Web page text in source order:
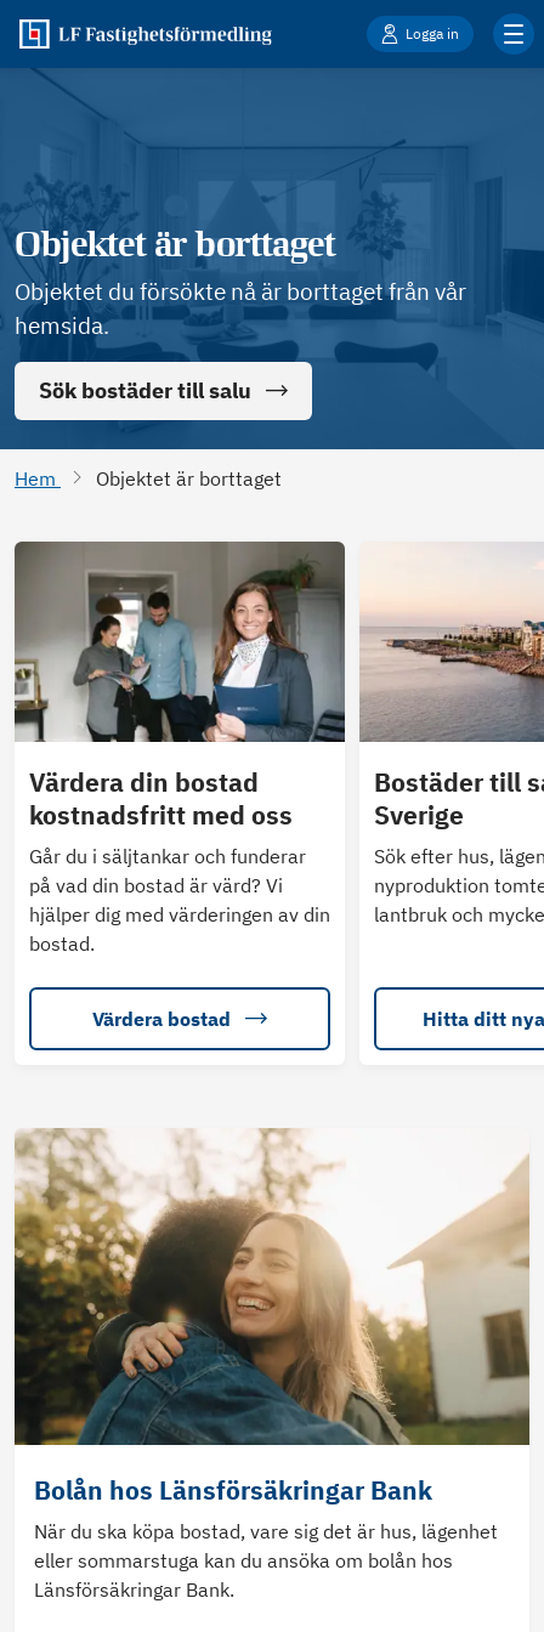
Logga in
Objektet är borttaget
Objektet du försökte nå är borttaget från vår
hemsida.
Sök bostäder till salu
Hem Objektet är borttaget
Värdera din bostad
kostnadsfritt med oss
Går du i säljtankar och funderar
på vad din bostad är värd? Vi
hjälper dig med värderingen av din
bostad.
Värdera bostad
Bostäder till
Sverige
Sök efter hus,
nyproduktion
lantbruk och
Hitta ditt
Bolån hos Länsförsäkringar Bank
När du ska köpa bostad, vare sig det är hus, lägenhet
eller sommarstuga kan du ansöka om bolån hos
Länsförsäkringar Bank.